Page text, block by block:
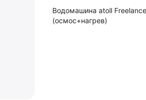
Водомашина atoll
(осмос+нагрев)